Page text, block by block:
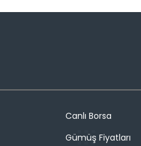
Canlı Borsa
Gümüş Fiyatları